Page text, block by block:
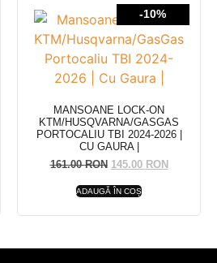
-10%
MANSOANE LOCK-ON
KTM/HUSQVARNA/GASGAS
PORTOCALIU TBI 2024-2026 |
CU GAURA |
161.00RON 145.00 RON
ADAUGĂ ÎN COȘ